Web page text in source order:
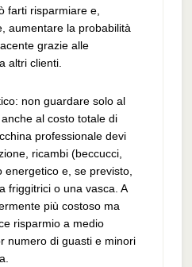
farti risparmiare e,
aumentare la probabilità
grazie alle
altri clienti.
non guardare solo al
al costo totale di
professionale devi
ricambi (beccucci,
e, se previsto,
friggitrici o una vasca. A
più costoso ma
risparmio a medio
numero di guasti e minori